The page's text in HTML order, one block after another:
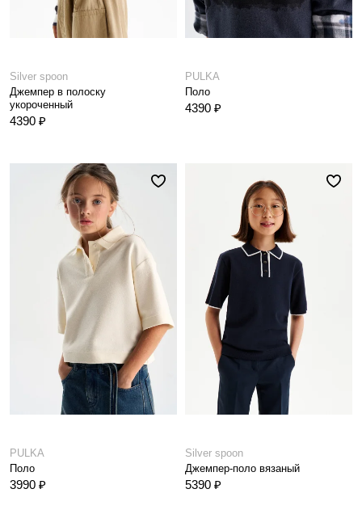
Silver spoon
Джемпер в полоску
укороченный
4390 ₽
PULKA
Поло
4390 ₽
PULKA
Поло
3990 ₽
Silver spoon
Джемпер-поло вязаный
5390 ₽